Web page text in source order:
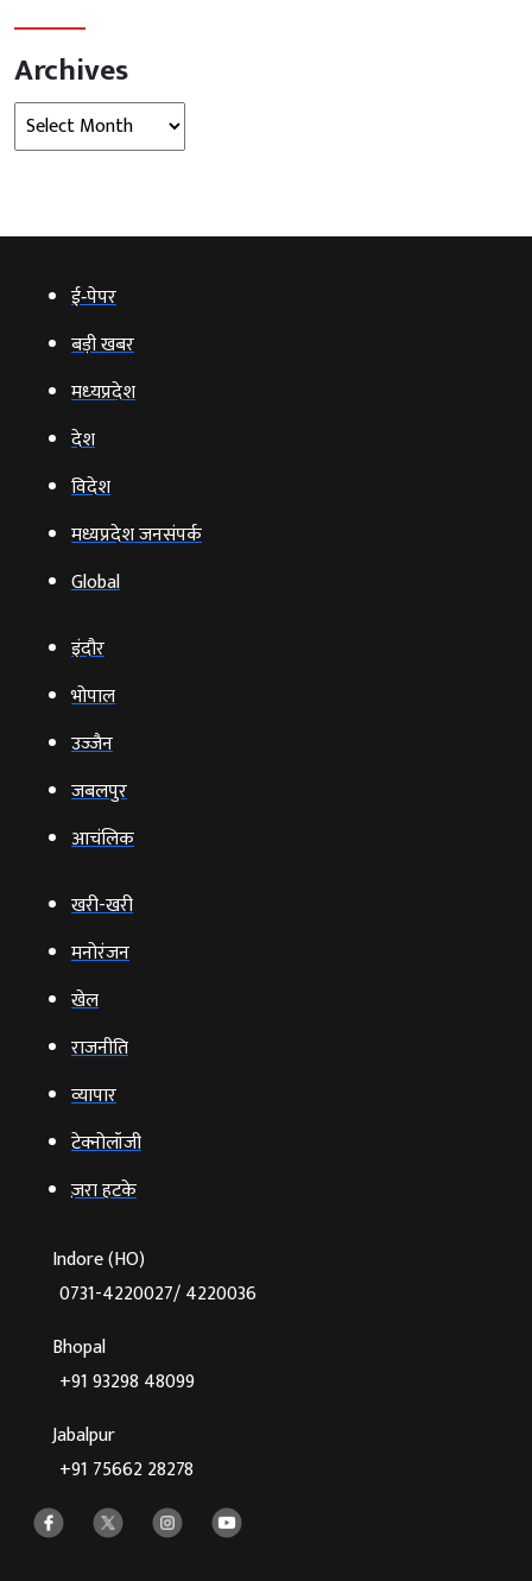
Archives
Archives
ई‑पेपर
बड़ी खबर
मध्‍यप्रदेश
देश
विदेश
मध्यप्रदेश जनसंपर्क
Global
इंदौर
भोपाल
उज्‍जैन
जबलपुर
आचंलिक
खरी-खरी
मनोरंजन
खेल
राजनीति
व्‍यापार
टेक्‍नोलॉजी
ज़रा हटके
Indore (HO)
0731-4220027/ 4220036
Bhopal
+91 93298 48099
Jabalpur
+91 75662 28278